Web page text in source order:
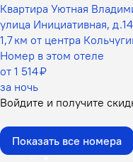
Квартира Уютная
улица Инициативная,
1,7 км от центра
Номер в этом отеле
от 1 514 ₽
за ночь
Войдите и получите
Показать все номера